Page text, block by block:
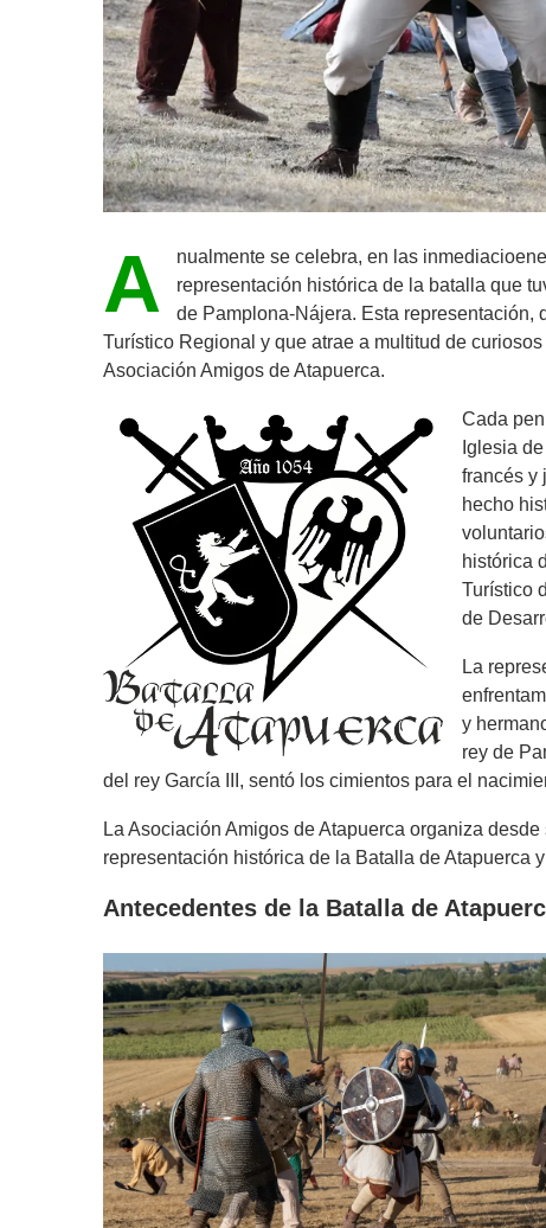
A
nualmente se celebra, en las
representación histórica de la batalla que
de Pamplona-Nájera. Esta representación,
Turístico Regional y que atrae a multitud de
Asociación Amigos de Atapuerca.
Cada
Iglesia
francés y
hecho
histórica
Turístico
de
La
y
rey de
del rey García III, sentó los cimientos para el
La Asociación Amigos de Atapuerca organiza
representación histórica de la Batalla de Atapuerca
Antecedentes de la Batalla de